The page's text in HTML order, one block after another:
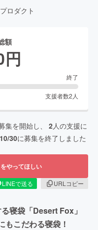
プロダクト
額
円
終了
支援者数2 人
集を開始し、 2人の支援に
30に募集を終了しました
やってほしい
LINEで送る
URLコピー
寝袋「Desert Fox」
もこだわる寝袋！